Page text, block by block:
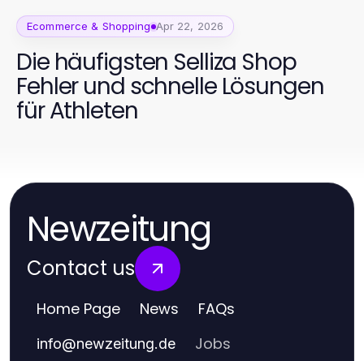
Ecommerce & Shopping Apr 22, 2026
Die häufigsten Selliza Shop
Fehler und schnelle Lösungen
für Athleten
Newzeitung
Contact us
Home Page News FAQs
info@newzeitung.de Jobs